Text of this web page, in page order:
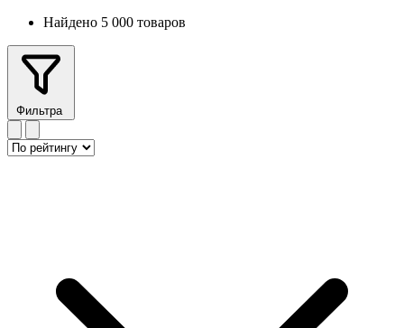
Найдено 5 000 товаров
Фильтра